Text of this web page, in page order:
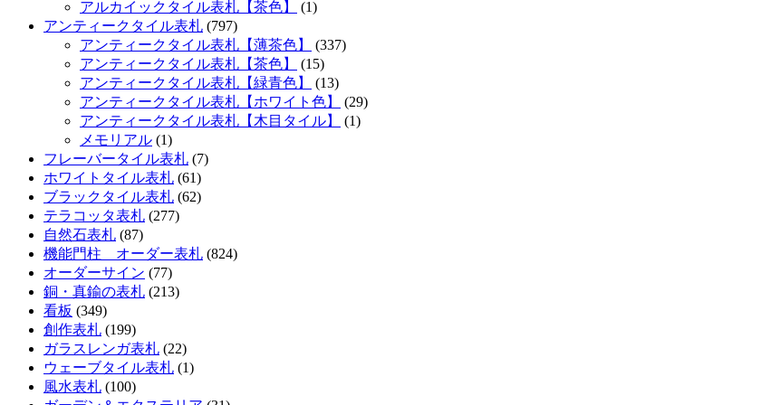
アルカイックタイル表札【茶色】
(1)
アンティークタイル表札 (797)
アンティークタイル表札【薄茶色】
(337)
アンティークタイル表札【茶色】
(15)
アンティークタイル表札【緑青色】
(13)
アンティークタイル表札【ホワイト色】
(29)
アンティークタイル表札【木目タイル】
(1)
メモリアル (1)
フレーバータイル表札 (7)
ホワイトタイル表札 (61)
ブラックタイル表札 (62)
テラコッタ表札 (277)
自然石表札 (87)
機能門柱 オーダー表札 (824)
オーダーサイン (77)
銅・真鍮の表札 (213)
看板 (349)
創作表札 (199)
ガラスレンガ表札 (22)
ウェーブタイル表札 (1)
風水表札 (100)